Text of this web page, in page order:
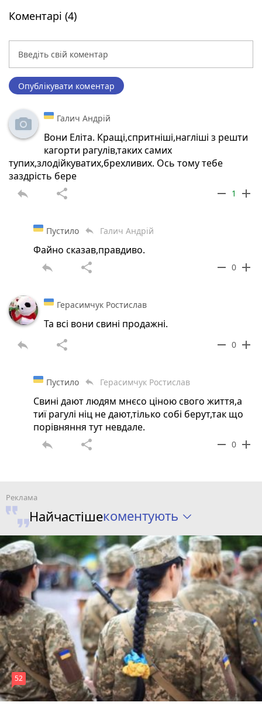
Коментарі (4)
Опублікувати коментар
Галич Андрій
Вони Еліта. Кращі,спритніші,нагліші з решти
кагорти рагулів,таких самих
тупих,злодійкуватих,брехливих. Ось тому тебе
заздрість бере
reply share remove 1 add
Пустило reply Галич Андрій
Файно сказав,правдиво.
reply share remove 0 add
Герасимчук Ростислав
Та всі вони свині продажні.
reply share remove 0 add
Пустило reply Герасимчук Ростислав
Свині дают людям мнєсо ціною свого життя,а
тиї рагулі ніц не дают,тілько собі берут,так що
порівняння тут невдале.
reply share remove 0 add
Найчастішекоментують
52